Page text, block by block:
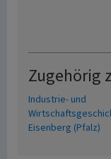
Zugehörig
Industrie- und
Eisenberg (Pfalz)